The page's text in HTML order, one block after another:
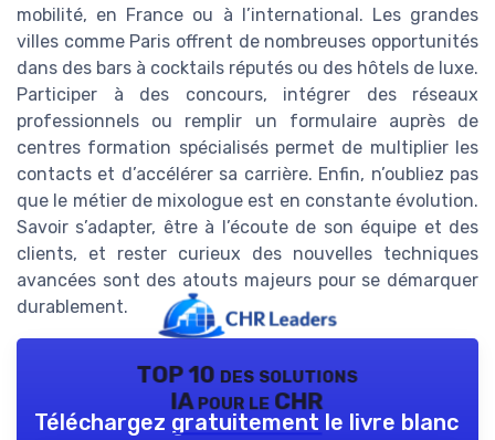
mobilité, en France ou à l’international. Les grandes
villes comme Paris offrent de nombreuses opportunités
dans des bars à cocktails réputés ou des hôtels de luxe.
Participer à des concours, intégrer des réseaux
professionnels ou remplir un formulaire auprès de
centres formation spécialisés permet de multiplier les
contacts et d’accélérer sa carrière. Enfin, n’oubliez pas
que le métier de mixologue est en constante évolution.
Savoir s’adapter, être à l’écoute de son équipe et des
clients, et rester curieux des nouvelles techniques
avancées sont des atouts majeurs pour se démarquer
durablement.
TOP 10 des solutions
IA pour le CHR
Téléchargez gratuitement le livre blanc